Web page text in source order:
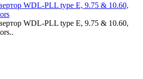
WDL-PLL type E, 9.75 & 10.60,
WDL-PLL type E, 9.75 & 10.60,